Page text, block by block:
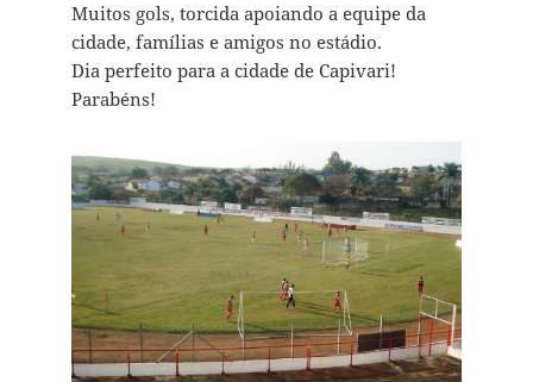
Muitos gols, torcida apoiando a equipe da
cidade, famílias e amigos no estádio.
Dia perfeito para a cidade de Capivari!
Parabéns!